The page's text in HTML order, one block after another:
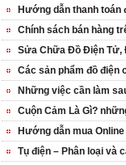
Hướng dẫn thanh toán
Chính sách bán hàng
Sửa Chữa Đồ Điện Tử,
Các sản phẩm đồ điện
Những việc cần làm
Cuộn Cảm Là Gì?
Hướng dẫn mua
Tụ điện – Phân loại và